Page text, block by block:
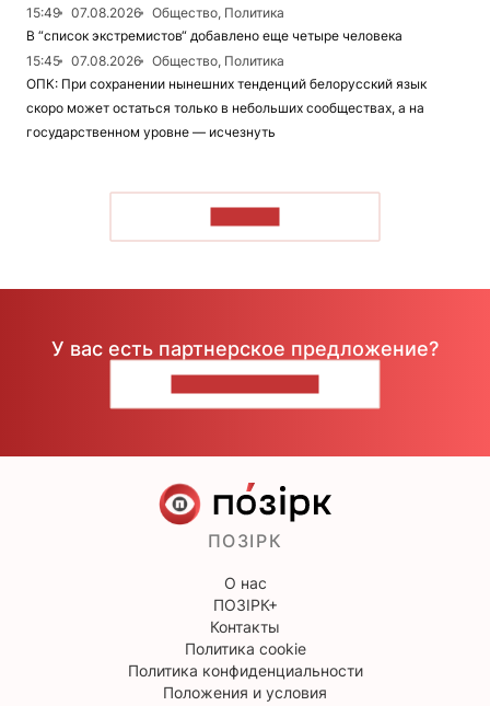
15:49
07.08.2026
Общество, Политика
В “список экстремистов“ добавлено еще четыре человека
15:45
07.08.2026
Общество, Политика
ОПК: При сохранении нынешних тенденций белорусский язык
скоро может остаться только в небольших сообществах, а на
государственном уровне — исчезнуть
У вас есть партнерское предложение?
ПОЗІРК
О нас
ПОЗІРК+
Контакты
Политика cookie
Политика конфиденциальности
Положения и условия